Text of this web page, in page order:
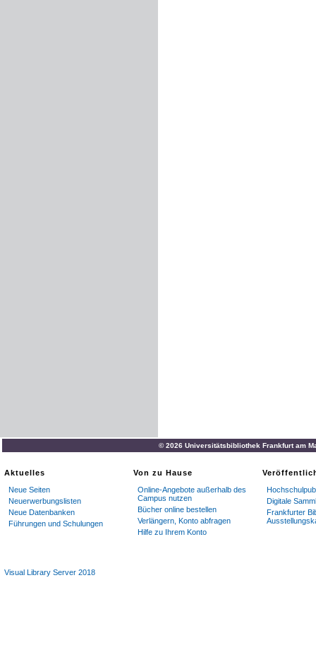
© 2026 Universitätsbibliothek Frankfurt am
Aktuelles
Neue Seiten
Neuerwerbungslisten
Neue Datenbanken
Führungen und Schulungen
Von zu Hause
Online-Angebote außerhalb des
Campus nutzen
Bücher online bestellen
Verlängern, Konto abfragen
Hilfe zu Ihrem Konto
Digitale
Frankfurter
Visual Library Server 2018